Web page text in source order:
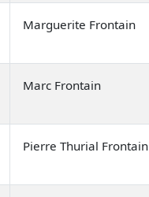
Marguerite Frontain
Marc Frontain
Pierre Thurial Frontain